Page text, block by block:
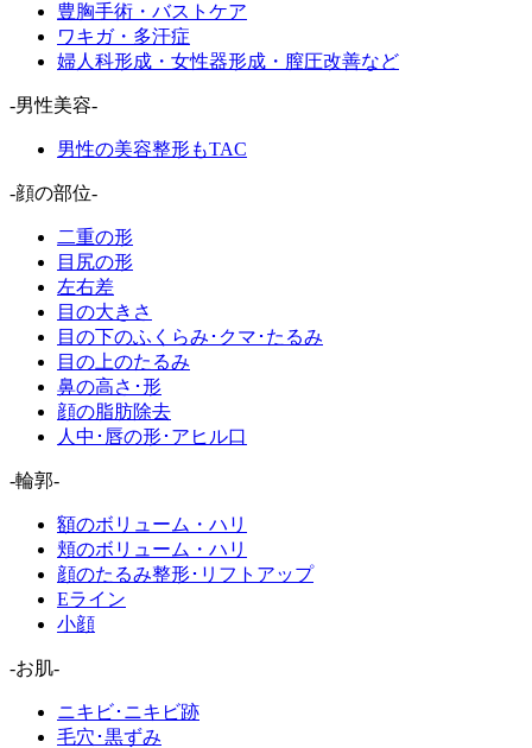
豊胸手術・バストケア
ワキガ・多汗症
婦人科形成・女性器形成・膣圧改善など
-男性美容-
男性の美容整形もTAC
-顔の部位-
二重の形
目尻の形
左右差
目の大きさ
目の下のふくらみ･クマ･たるみ
目の上のたるみ
鼻の高さ･形
顔の脂肪除去
人中･唇の形･アヒル口
-輪郭-
額のボリューム・ハリ
頬のボリューム・ハリ
顔のたるみ整形･リフトアップ
Eライン
小顔
-お肌-
ニキビ･ニキビ跡
毛穴･黒ずみ